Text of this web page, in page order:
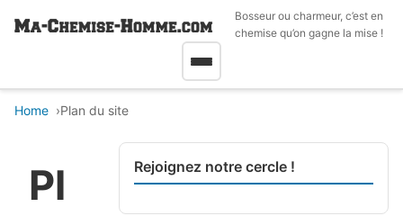
Bosseur ou charmeur, c’est en
chemise qu’on gagne la mise !
Home Plan du site
Pl
Rejoignez notre cercle !